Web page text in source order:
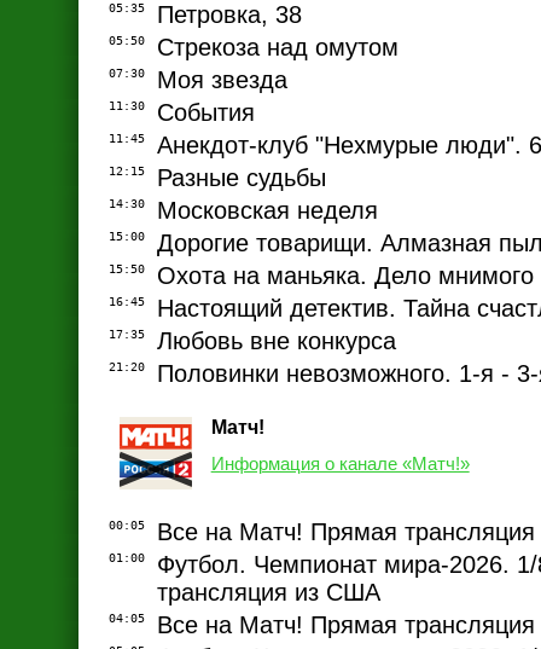
05:35 Петровка, 38
05:50 Стрекоза над омутом
07:30 Моя звезда
11:30 События
11:45 Анекдот-клуб "Нехмурые люди".
12:15 Разные судьбы
14:30 Московская неделя
15:00 Дорогие товарищи. Алмазная
15:50 Охота на маньяка. Дело мнимого
16:45 Настоящий детектив. Тайна
17:35 Любовь вне конкурса
21:20 Половинки невозможного. 1-я -
Матч!
Информация о канале «Матч!»
00:05 Все на Матч! Прямая трансляция
01:00
Футбол. Чемпионат мира-2026.
трансляция из США
04:05 Все на Матч! Прямая трансляция